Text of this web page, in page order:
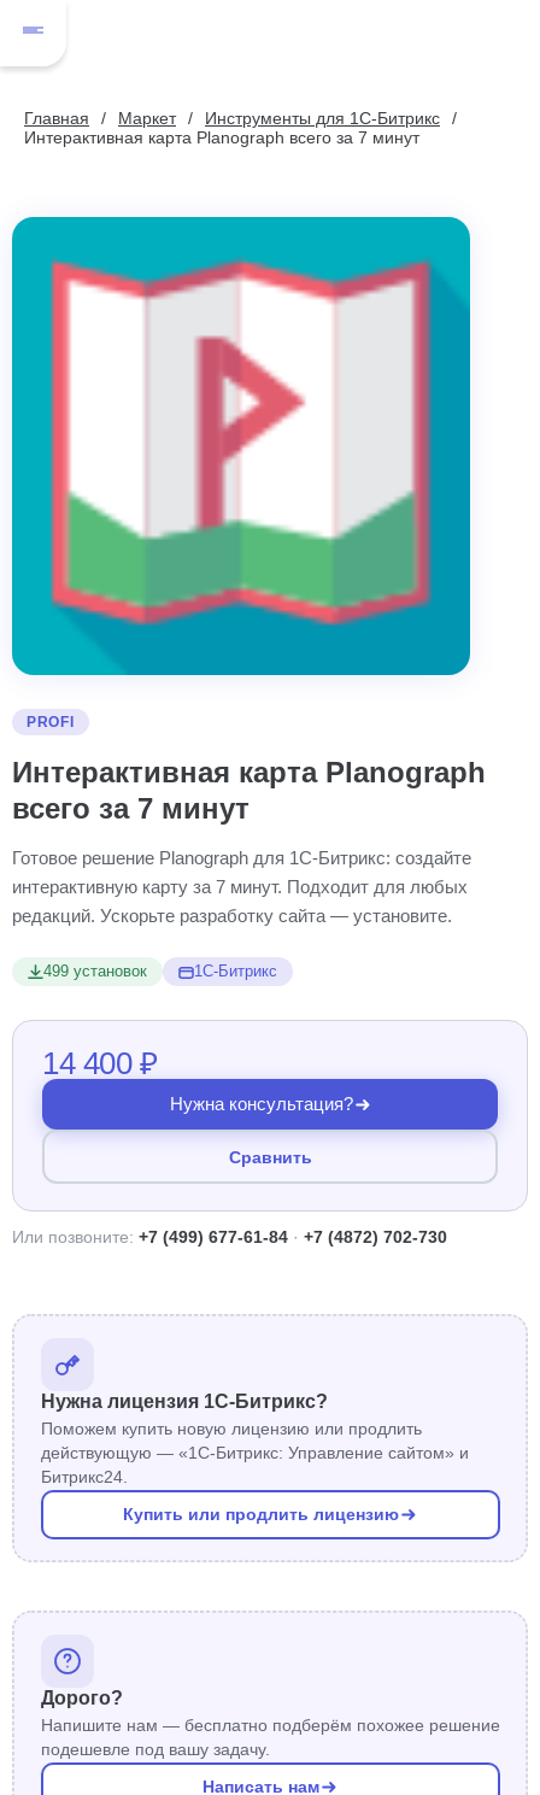
Главная Маркет
Инструменты для 1С-Битрикс
Интерактивная карта Planograph всего за 7 минут
PROFI
Интерактивная карта Planograph
всего за 7 минут
Готовое решение Planograph для 1С-Битрикс: создайте
интерактивную карту за 7 минут. Подходит для любых
редакций. Ускорьте разработку сайта — установите.
499 установок 1С-Битрикс
14 400 ₽
Нужна консультация?
Сравнить
Или позвоните: +7 (499) 677-61-84 · +7 (4872) 702-730
Нужна лицензия 1С-Битрикс?
Поможем купить новую лицензию или продлить
действующую — «1С-Битрикс: Управление сайтом» и
Битрикс24.
Купить или продлить лицензию
Дорого?
Напишите нам — бесплатно подберём похожее решение
подешевле под вашу задачу.
Написать нам